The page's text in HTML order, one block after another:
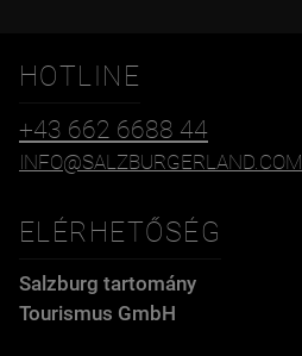
HOTLINE
+43 662 6688 44
INFO@SALZBURGERLAND.COM
ELÉRHETŐSÉG
Salzburg tartomány
Tourismus GmbH